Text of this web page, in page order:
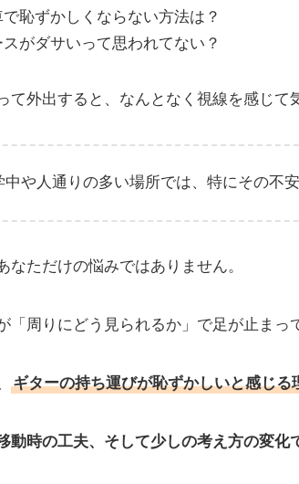
恥ずかしくならない方法は？
がダサいって思われてない？
て外出すると、なんとなく視線を感じて
や人通りの多い場所では、特にその不
なただけの悩みではありません。
「周りにどう見られるか」で足が止まっ
ギターの持ち運びが恥ずかしいと感じ
動時の工夫、そして少しの考え方の変化